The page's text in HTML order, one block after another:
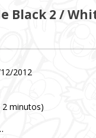
Black 2 /
2012
2 minutos)